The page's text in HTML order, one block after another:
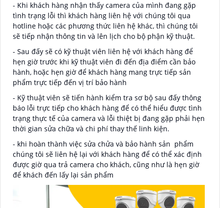
- Khi khách hàng nhận thấy camera của mình đang gặp
tình trạng lỗi thì khách hàng liên hệ với chúng tôi qua
hotline hoặc các phương thức liên hệ khác, thì chúng tôi
sẽ tiếp nhận thông tin và lên lịch cho bộ phận kỹ thuật.
- Sau đấy sẽ có kỹ thuật viên liên hệ với khách hàng để
hẹn giờ trước khi kỹ thuật viên đi đến địa điểm cần bảo
hành, hoặc hẹn giờ để khách hàng mang trực tiếp sản
phẩm trực tiếp đến vị trí bảo hành
- Kỹ thuật viên sẽ tiến hành kiểm tra sơ bộ sau đấy thông
báo lỗi trực tiếp cho khách hàng để có thể hiểu được tình
trạng thực tế của camera và lỗi thiệt bị đang gặp phải hẹn
thời gian sửa chữa và chi phí thay thế linh kiện.
- khi hoàn thành việc sửa chửa và bảo hành sản phẩm
chúng tôi sẽ liên hệ lại với khách hàng để có thể xác định
được giờ qua trả camera cho khách, cũng như là hẹn giờ
để khách đến lấy lại sản phẩm